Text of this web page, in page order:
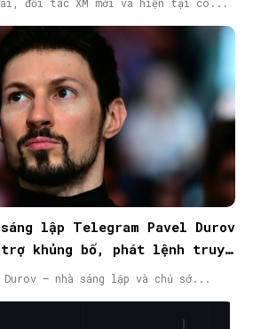
lập Telegram Pavel Durov
khủng bố, phát lệnh truy
– nhà sáng lập và chủ sở...